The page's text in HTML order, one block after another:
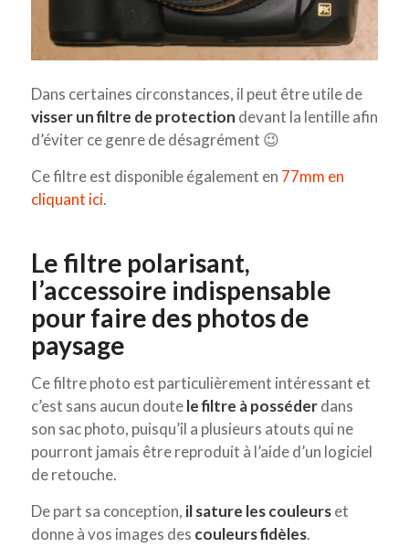
Dans certaines circonstances, il peut être utile de
visser un filtre de protection devant la lentille afin
d’éviter ce genre de désagrément 😉
Ce filtre est disponible également en 77mm en
cliquant ici.
Le filtre polarisant,
l’accessoire indispensable
pour faire des photos de
paysage
Ce filtre photo est particulièrement intéressant et
c’est sans aucun doutele filtre à posséderdans
son sac photo, puisqu’il a plusieurs atouts qui ne
pourront jamais être reproduit à l’aide d’un logiciel
de retouche.
De part sa conception, il sature les couleurset
donne à vos images des couleurs fidèles.